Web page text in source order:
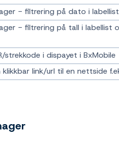
- filtrering på dato i
- filtrering på tall i labellist
strekkode i dispayet i BxMobile
klikkbar link/url til en nettside